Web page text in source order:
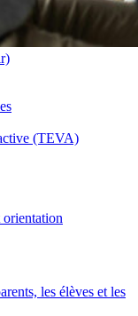
(TEVA)
les élèves et les